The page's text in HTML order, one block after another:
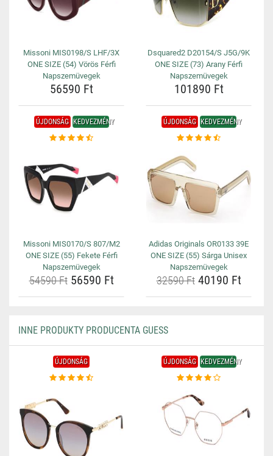
Missoni MIS0198/S LHF/3X
ONE SIZE (54) Vörös Férfi
Napszemüvegek
56590 Ft
Dsquared2 D20154/S J5G/9K
ONE SIZE (73) Arany Férfi
Napszemüvegek
101890 Ft
ÚJDONSÁG KEDVEZMÉNY
Missoni MIS0170/S 807/M2
ONE SIZE (55) Fekete Férfi
Napszemüvegek
54590 Ft56590 Ft
ÚJDONSÁG KEDVEZMÉNY
Adidas Originals OR0133 39E
ONE SIZE (55) Sárga Unisex
Napszemüvegek
32590 Ft40190 Ft
INNE PRODUKTY PRODUCENTA GUESS
ÚJDONSÁG ÚJDONSÁG KEDVEZMÉNY